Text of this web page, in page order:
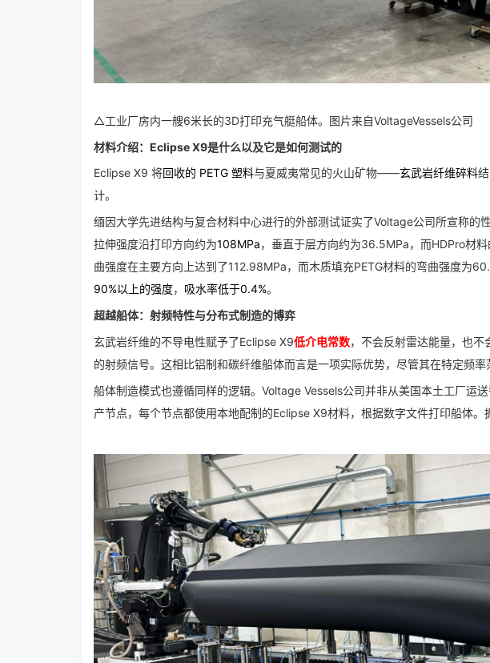
△工业厂房内一艘6米长的3D打印充气艇船体。图片来自VoltageVessels公司
材料介绍：Eclipse X9是什么以及它是如何测试的
Eclipse X9 将回收的 PETG 塑料与夏威夷常见的火山矿物——玄武岩纤维碎料
计。
缅因大学先进结构与复合材料中心进行的外部测试证实了Voltage公司所宣称
拉伸强度沿打印方向约为108MPa，垂直于层方向约为36.5MPa，而HDPro材
曲强度在主要方向上达到了112.98MPa，而木质填充PETG材料的弯曲强度为
90%以上的强度， 吸水率低于0.4%。
超越船体：射频特性与分布式制造的博弈
玄武岩纤维的不导电性赋予了Eclipse X9低介电常数，不会反射雷达能量，也
的射频信号。这相比铝制和碳纤维船体而言是一项实际优势，尽管其在特定频率
船体制造模式也遵循同样的逻辑。Voltage Vessels公司并非从美国本土工厂运
产节点，每个节点都使用本地配制的Eclipse X9材料，根据数字文件打印船体。